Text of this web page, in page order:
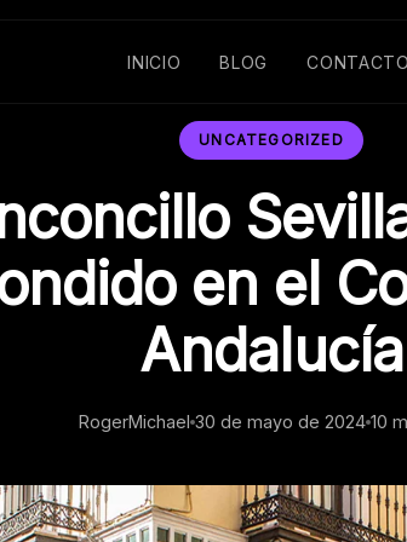
INICIO BLOG CONTACTO
UNCATEGORIZED
en el
Andalucía
RogerMichael 30 de mayo de 2024 10